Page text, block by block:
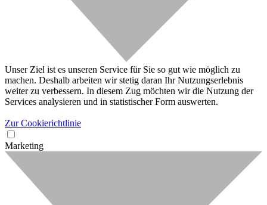
Unser Ziel ist es unseren Service für Sie so gut wie möglich zu
machen. Deshalb arbeiten wir stetig daran Ihr Nutzungserlebnis
weiter zu verbessern. In diesem Zug möchten wir die Nutzung der
Services analysieren und in statistischer Form auswerten.
Zur Cookierichtlinie
Marketing